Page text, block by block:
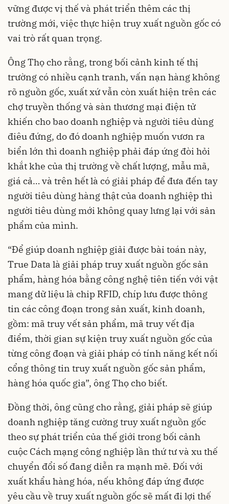
vững được vị thế và phát triển thêm các thị
trường mới, việc thực hiện truy xuất nguồn gốc có
vai trò rất quan trọng.
Ông Thọ cho rằng, trong bối cảnh kinh tế thị
trường có nhiều cạnh tranh, vấn nạn hàng không
rõ nguồn gốc, xuất xứ vẫn còn xuất hiện trên các
chợ truyền thống và sàn thương mại điện tử
khiến cho bao doanh nghiệp và người tiêu dùng
điêu đứng, do đó doanh nghiệp muốn vươn ra
biển lớn thì doanh nghiệp phải đáp ứng đòi hỏi
khắt khe của thị trường về chất lượng, mẫu mã,
giá cả… và trên hết là có giải pháp để đưa đến tay
người tiêu dùng hàng thật của doanh nghiệp thì
người tiêu dùng mới không quay lưng lại với sản
phẩm của mình.
“Để giúp doanh nghiệp giải được bài toán này,
True Data là giải pháp truy xuất nguồn gốc sản
phẩm, hàng hóa bằng công nghệ tiên tiến với vật
mang dữ liệu là chip RFID, chíp lưu được thông
tin các công đoạn trong sản xuất, kinh doanh,
gồm: mã truy vết sản phẩm, mã truy vết địa
điểm, thời gian sự kiện truy xuất nguồn gốc của
từng công đoạn và giải pháp có tính năng kết nối
cổng thông tin truy xuất nguồn gốc sản phẩm,
hàng hóa quốc gia”, ông Thọ cho biết.
Đồng thời, ông cũng cho rằng, giải pháp sẽ giúp
doanh nghiệp tăng cường truy xuất nguồn gốc
theo sự phát triển của thế giới trong bối cảnh
cuộc Cách mạng công nghiệp lần thứ tư và xu thế
chuyển đổi số đang diễn ra mạnh mẽ. Đối với
xuất khẩu hàng hóa, nếu không đáp ứng được
yêu cầu về truy xuất nguồn gốc sẽ mất đi lợi thế